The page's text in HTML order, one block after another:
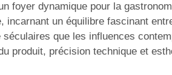
foyer dynamique pour la
incarnant un équilibre fascinant
que les influences
produit, précision technique et